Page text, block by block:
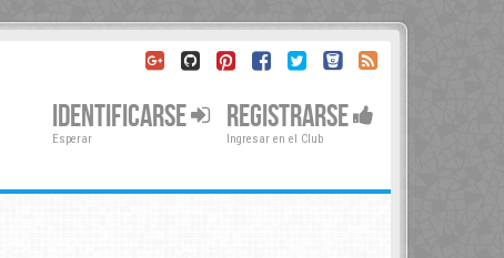
IDENTIFICARSE
Esperar
REGISTRARSE
Ingresar en el Club